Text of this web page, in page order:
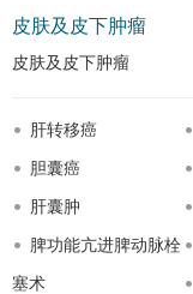
皮肤及皮下肿瘤
皮肤及皮下肿瘤
肝转移癌
胆囊癌
肝囊肿
脾功能亢进脾动脉栓
塞术